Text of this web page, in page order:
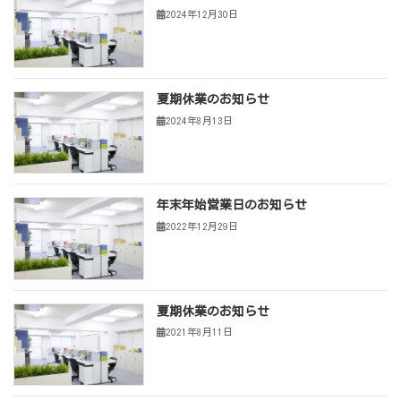
2024年12月30日
夏期休業のお知らせ
2024年8月13日
年末年始営業日のお知らせ
2022年12月29日
夏期休業のお知らせ
2021年8月11日